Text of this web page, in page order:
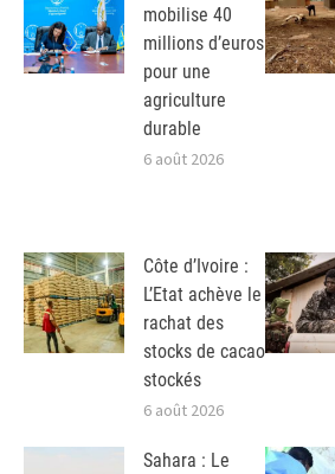
mobilise 40
millions d’euros
pour une
agriculture
durable
6 août 2026
Côte d’Ivoire :
L’Etat achève le
rachat des
stocks de cacao
stockés
6 août 2026
Sahara : Le